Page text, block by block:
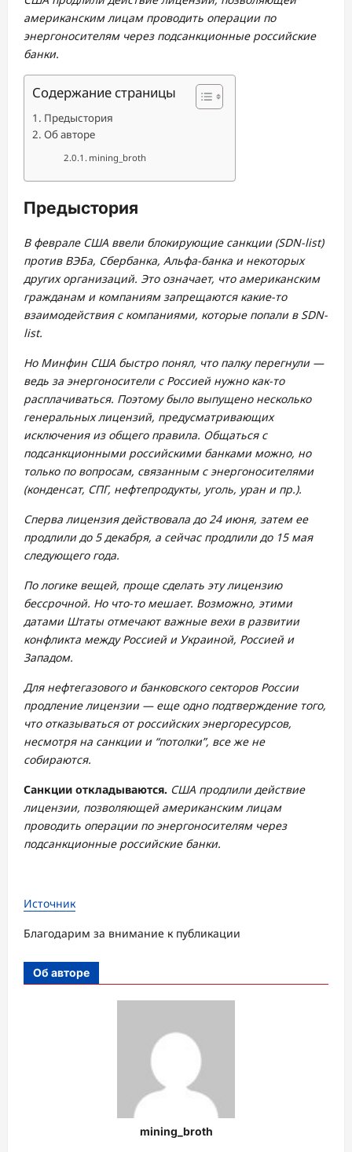
американским лицам проводить операции по
энергоносителям через подсанкционные российские
банки.
Содержание страницы
Предыстория
Об авторе
mining_broth
Предыстория
В феврале США ввели блокирующие санкции (SDN-list)
против ВЭБа, Сбербанка, Альфа-банка и некоторых
других организаций. Это означает, что американским
гражданам и компаниям запрещаются какие-то
взаимодействия с компаниями, которые попали в SDN-
list.
Но Минфин США быстро понял, что палку перегнули —
ведь за энергоносители с Россией нужно как-то
расплачиваться. Поэтому было выпущено несколько
генеральных лицензий, предусматривающих
исключения из общего правила. Общаться с
подсанкционными российскими банками можно, но
только по вопросам, связанным с энергоносителями
(конденсат, СПГ, нефтепродукты, уголь, уран и пр.).
Сперва лицензия действовала до 24 июня, затем ее
продлили до 5 декабря, а сейчас продлили до 15 мая
следующего года.
По логике вещей, проще сделать эту лицензию
бессрочной. Но что-то мешает. Возможно, этими
датами Штаты отмечают важные вехи в развитии
конфликта между Россией и Украиной, Россией и
Западом.
Для нефтегазового и банковского секторов России
продление лицензии — еще одно подтверждение того,
что отказываться от российских энергоресурсов,
несмотря на санкции и “потолки”, все же не
собираются.
Санкции откладываются. США продлили действие
лицензии, позволяющей американским лицам
проводить операции по энергоносителям через
подсанкционные российские банки.
Источник
Благодарим за внимание к публикации
Об авторе
mining_broth